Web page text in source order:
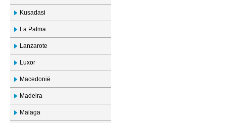
Kusadasi
La Palma
Lanzarote
Luxor
Macedonië
Madeira
Malaga